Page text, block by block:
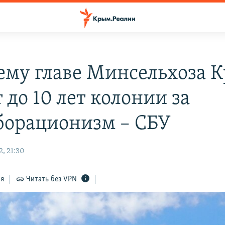
главе Минсельхоза
до 10 лет колонии за
– СБУ
21:30
Читать без VPN